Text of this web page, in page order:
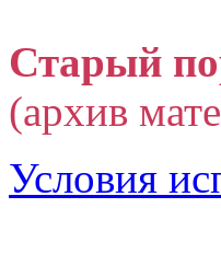
Старый
(архив
Условия